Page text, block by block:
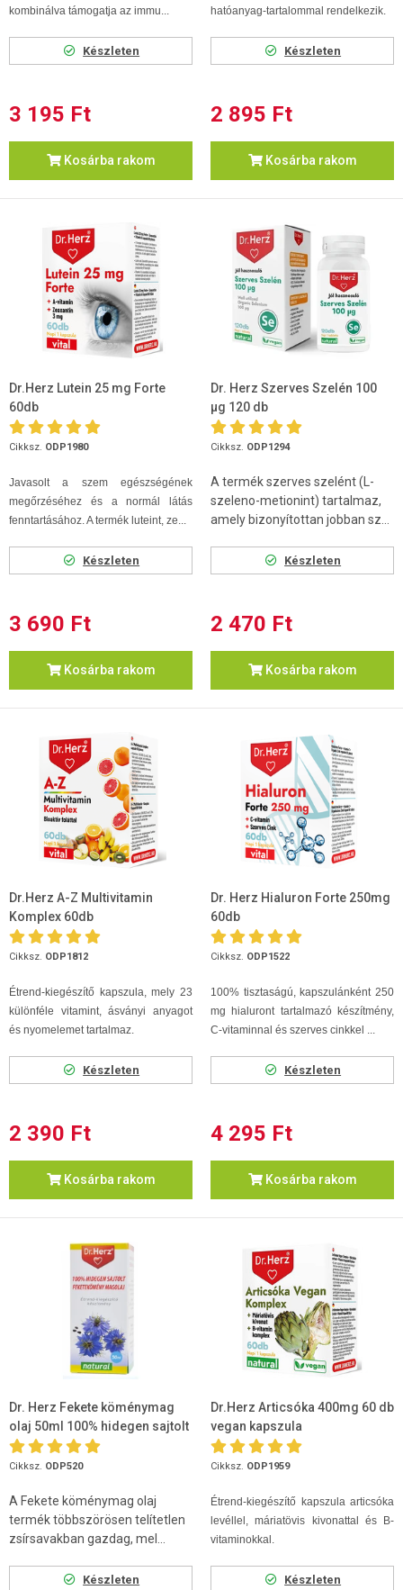
kombinálva támogatja az immu...
Készleten
3 195 Ft
Kosárba rakom
hatóanyag-tartalommal rendelkezik.
Készleten
2 895 Ft
Kosárba rakom
Dr.Herz Lutein 25 mg Forte
60db
Cikksz. ODP1980
Javasolt a szem egészségének
megőrzéséhez és a normál látás
fenntartásához. A termék luteint, ze...
Készleten
3 690 Ft
Kosárba rakom
Dr. Herz Szerves Szelén 100
µg 120 db
Cikksz. ODP1294
A termék szerves szelént (L-
szeleno-metionint) tartalmaz,
amely bizonyítottan jobban sz...
Készleten
2 470 Ft
Kosárba rakom
Dr.Herz A-Z Multivitamin
Komplex 60db
Cikksz. ODP1812
Étrend-kiegészítő kapszula, mely 23
különféle vitamint, ásványi anyagot
és nyomelemet tartalmaz.
Készleten
2 390 Ft
Kosárba rakom
Dr. Herz Hialuron Forte 250mg
60db
Cikksz. ODP1522
100% tisztaságú, kapszulánként 250
mg hialuront tartalmazó készítmény,
C-vitaminnal és szerves cinkkel ...
Készleten
4 295 Ft
Kosárba rakom
Dr. Herz Fekete köménymag
olaj 50ml 100% hidegen sajtolt
Cikksz. ODP520
A Fekete köménymag olaj
termék többszörösen telítetlen
zsírsavakban gazdag, mel...
Készleten
Dr.Herz Articsóka 400mg 60 db
vegan kapszula
Cikksz. ODP1959
Étrend-kiegészítő kapszula articsóka
levéllel, máriatövis kivonattal és B-
vitaminokkal.
Készleten